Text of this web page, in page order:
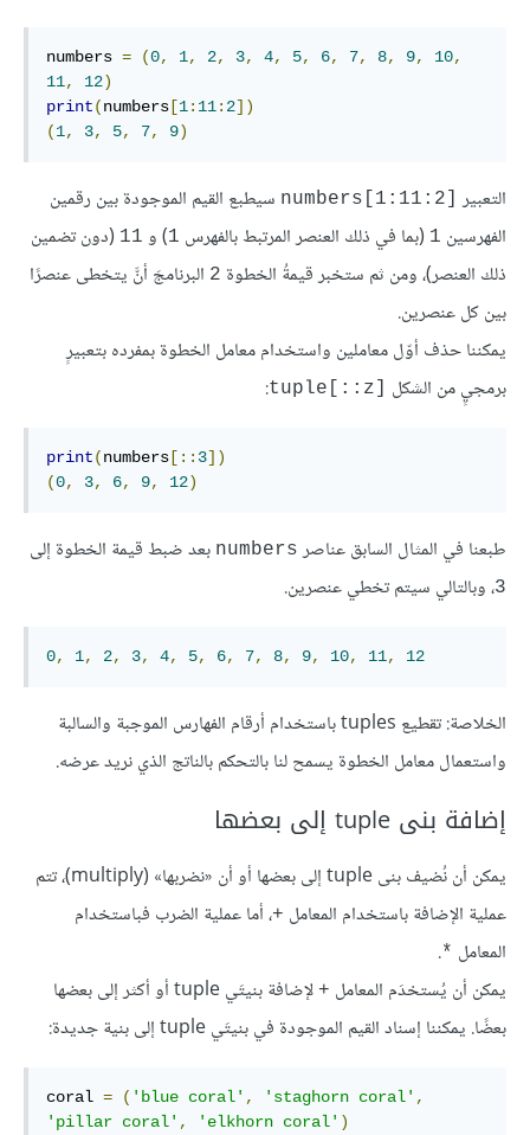
numbers = (0, 1, 2, 3, 4, 5, 6, 7, 8, 9, 10,
11, 12)
print(numbers[1: 11: 2])
(1, 3, 5, 7, 9)
التعبير numbers[1:11:2] سيطبع القيم الموجودة بين رقمين
الفهرسين 1 (بما في ذلك العنصر المرتبط بالفهرس 1) و 11 (دون تضمين
ذلك العنصر)، ومن ثم ستخبر قيمةُ الخطوة 2 البرنامجَ أنَّ يتخطى عنصرًا
بين كل عنصرين.
يمكننا حذف أوّل معاملين واستخدام معامل الخطوة بمفرده بتعبيرٍ
برمجيٍ من الشكل
tuple[::z]
:
print(numbers[:: 3])
(0, 3, 6, 9, 12)
طبعنا في المثال السابق عناصر numbers بعد ضبط قيمة الخطوة إلى
3، وبالتالي سيتم تخطي عنصرين.
0, 1, 2, 3, 4, 5, 6, 7, 8, 9, 10, 11, 12
الخلاصة: تقطيع tuples باستخدام أرقام الفهارس الموجبة والسالبة
واستعمال معامل الخطوة يسمح لنا بالتحكم بالناتج الذي نريد عرضه.
إضافة بنى tuple إلى بعضها
يمكن أن نُضيف بنى tuple إلى بعضها أو أن «نضربها» (multiply)، تتم
عملية الإضافة باستخدام المعامل +، أما عملية الضرب فباستخدام
المعامل *
.
يمكن أن يُستخدَم المعامل +
لإضافة بنيتَي tuple أو أكثر إلى بعضها
بعضًا. يمكننا إسناد القيم الموجودة في بنيتَي tuple إلى بنية جديدة:
coral = ( 'blue coral' , 'staghorn coral' ,
'pillar coral' , 'elkhorn coral' )